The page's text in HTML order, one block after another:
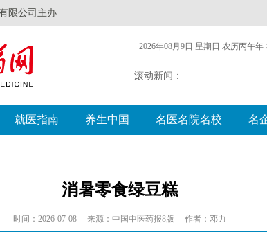
限公司主办
2026年08月9日 星期日 农历丙午年
滚动新闻：
就医指南 养生中国 名医名院名校 名
消暑零食绿豆糕
时间：2026-07-08 来源：中国中医药报8版 作者：邓力